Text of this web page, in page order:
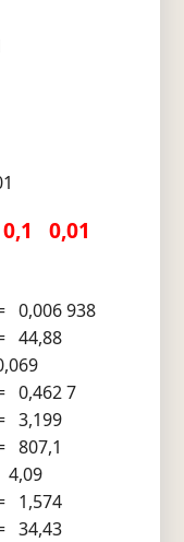
0,01
938
44,88
0,462 7
3,199
807,1
1,574
34,43